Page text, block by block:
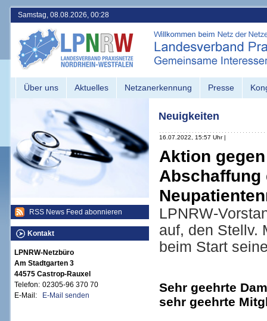
Samstag, 08.08.2026, 00:28
Über uns Aktuelles Netzanerkennung Presse
RSS News Feed abonnieren
Kontakt
LPNRW-Netzbüro
Am Stadtgarten 3
44575 Castrop-Rauxel
Telefon: 02305-96 370 70
E-Mail:
E-Mail senden
Neuigkeiten
16.07.2022, 15:57 Uhr |
Aktion
Abschaffung
LPNRW-
auf, den Stellv.
beim Start
Sehr geehrte
sehr geehrte